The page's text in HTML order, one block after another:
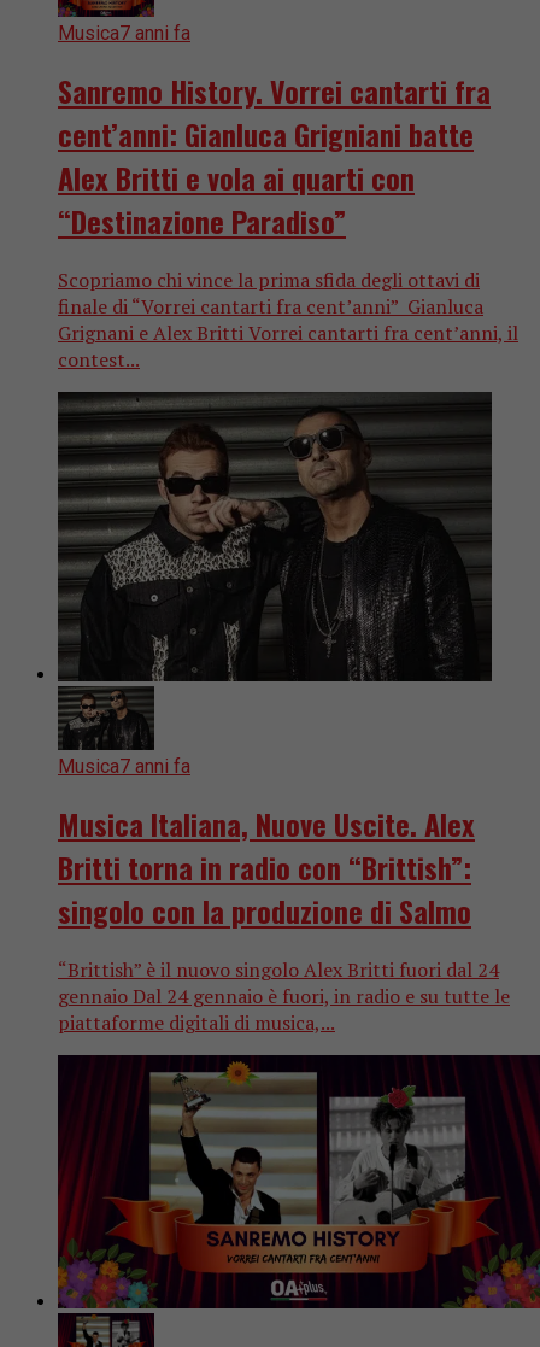
Musica7 anni fa
Sanremo History. Vorrei cantarti fra
cent’anni: Gianluca Grigniani batte
Alex Britti e vola ai quarti con
“Destinazione Paradiso”
Scopriamo chi vince la prima sfida degli ottavi di
finale di “Vorrei cantarti fra cent’anni” Gianluca
Grignani e Alex Britti Vorrei cantarti fra cent’anni, il
contest...
Musica7 anni fa
Musica Italiana, Nuove Uscite. Alex
Britti torna in radio con “Brittish”:
singolo con la produzione di Salmo
“Brittish” è il nuovo singolo Alex Britti fuori dal 24
gennaio Dal 24 gennaio è fuori, in radio e su tutte le
piattaforme digitali di musica,...